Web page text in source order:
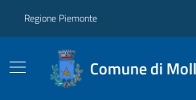
Regione Piemonte
Comune di